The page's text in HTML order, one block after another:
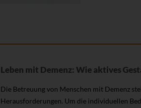
Leben mit Demenz: Wie aktives
Die Betreuung von Menschen mit Demenz
Herausforderungen. Um die individuellen